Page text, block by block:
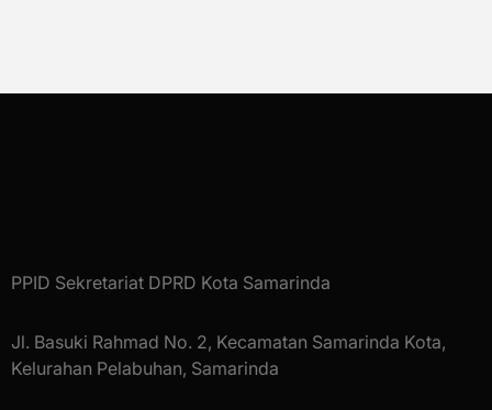
PPID Sekretariat DPRD Kota Samarinda
Jl. Basuki Rahmad No. 2, Kecamatan Samarinda Kota,
Kelurahan Pelabuhan, Samarinda